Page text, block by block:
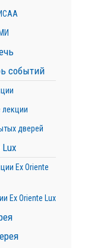
событий
дверей
Lux
Ex Oriente
Ex Oriente Lux